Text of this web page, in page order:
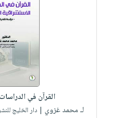
القرآن في
لـ محمد غزوي | دار الخليج